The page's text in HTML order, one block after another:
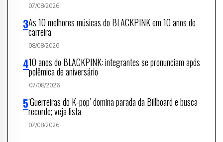
07/08/2026
As 10 melhores músicas do BLACKPINK em 10 anos de
carreira
08/08/2026
10 anos do BLACKPINK: integrantes se pronunciam após
polêmica de aniversário
07/08/2026
‘Guerreiras do K-pop’ domina parada da Billboard e busca
recorde; veja lista
07/08/2026